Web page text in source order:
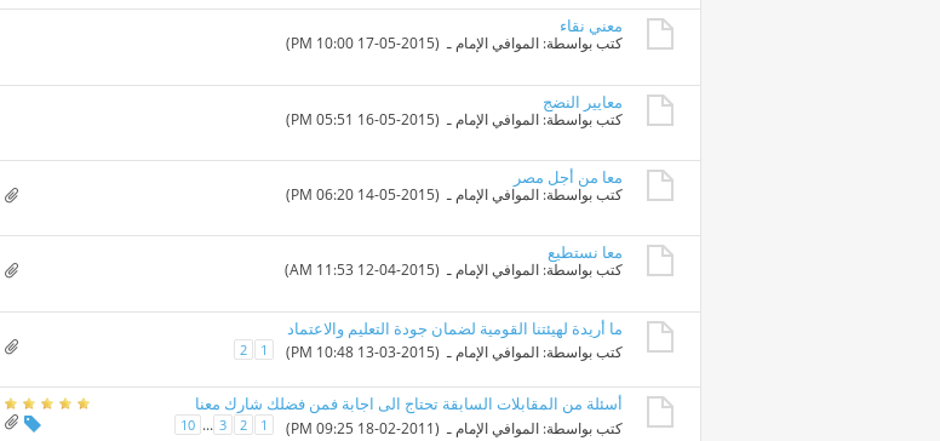
معني نقاء
كتب بواسطة: الموافي الإمام ـ ‏ (17-05-2015 10:00 PM)
معايير النضج
كتب بواسطة: الموافي الإمام ـ ‏ (16-05-2015 05:51 PM)
معا من أجل مصر
كتب بواسطة: الموافي الإمام ـ ‏ (14-05-2015 06:20 PM)
معا نستطيع
كتب بواسطة: الموافي الإمامـ ‏ (12-04-2015 11:53 AM)
ما أريدة لهيئتنا القومية لضمان جودة التعليم والاعتماد
كتب بواسطة: الموافي الإمام ـ ‏ (13-03-2015 10:48 PM) 1
2
أسئلة من المقابلات السابقة تحتاج الى اجابة فمن فضلك شارك معنا
كتب بواسطة: الموافي الإمامـ ‏ (18-02-2011 09:25 PM) 1
2
3
...
10